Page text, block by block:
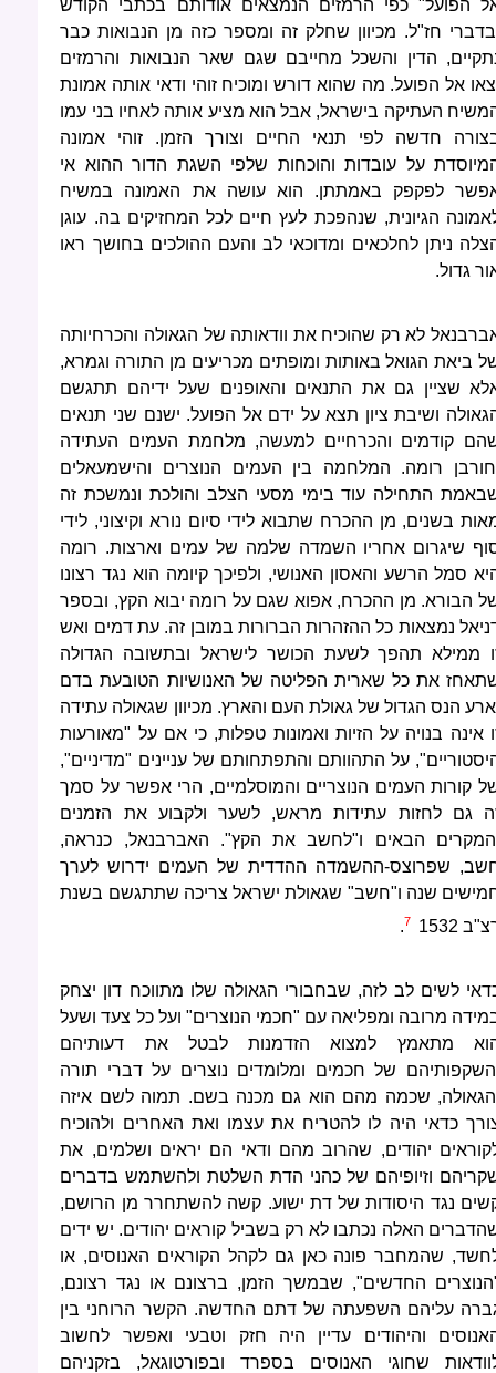
הפועל" כפי הרמזים הנמצאים אודותם בכתבי הקודש
חז"ל. מכיוון שחלק זה ומספר כזה מן הנבואות כבר
הדין והשכל מחייבם שגם שאר הנבואות והרמזים
אל הפועל. מה שהוא דורש ומוכיח זוהי ודאי אותה אמונת
העתיקה בישראל, אבל הוא מציע אותה לאחיו בני עמו
חדשה לפי תנאי החיים וצורך הזמן. זוהי אמונה
על עובדות והוכחות שלפי השגת הדור ההוא אי
לפקפק באמתתן. הוא עושה את האמונה במשיח
הגיונית, שנהפכת לעץ חיים לכל המחזיקים בה. עוגן
ניתן לחלכאים ומדוכאי לב והעם ההולכים בחושך ראו
גדול.
לא רק שהוכיח את וודאותה של הגאולה והכרחיותה
ביאת הגואל באותות ומופתים מכריעים מן התורה וגמרא,
שציין גם את התנאים והאופנים שעל ידיהם תתגשם
ושיבת ציון תצא על ידם אל הפועל. ישנם שני תנאים
קודמים והכרחיים למעשה, מלחמת העמים העתידה
רומה. המלחמה בין העמים הנוצרים והישמעאלים
התחילה עוד בימי מסעי הצלב והולכת ונמשכת זה
בשנים, מן ההכרח שתבוא לידי סיום נורא וקיצוני, לידי
שיגרום אחריו השמדה שלמה של עמים וארצות. רומה
סמל הרשע והאסון האנושי, ולפיכך קיומה הוא נגד רצונו
הבורא. מן ההכרח, אפוא שגם על רומה יבוא הקץ, ובספר
נמצאות כל ההזהרות הברורות במובן זה. עת דמים ואש
ממילא תהפך לשעת הכושר לישראל ובתשובה הגדולה
את כל שארית הפליטה של האנושיות הטובעת בדם
הנס הגדול של גאולת העם והארץ. מכיוון שגאולה עתידה
אינה בנויה על הזיות ואמונות טפלות, כי אם על "מאורעות
על התהוותם והתפתחותם של עניינים "מדיניים",
קורות העמים הנוצריים והמוסלמיים, הרי אפשר על סמך
גם לחזות עתידות מראש, לשער ולקבוע את הזמנים
הבאים ו"לחשב את הקץ". האברבנאל, כנראה,
שפרוצס-ההשמדה ההדדית של העמים ידרוש לערך
שנה ו"חשב" שגאולת ישראל צריכה שתתגשם בשנת
1532
.
לשים לב לזה, שבחבורי הגאולה שלו מתווכח דון יצחק
מרובה ומפליאה עם "חכמי הנוצרים" ועל כל צעד ושעל
מתאמץ למצוא הזדמנות לבטל את דעותיהם
של חכמים ומלומדים נוצרים על דברי תורה
שכמה מהם הוא גם מכנה בשם. תמוה לשם איזה
כדאי היה לו להטריח את עצמו ואת האחרים ולהוכיח
יהודים, שהרוב מהם ודאי הם יראים ושלמים, את
וזיופיהם של כהני הדת השלטת ולהשתמש בדברים
נגד היסודות של דת ישוע. קשה להשתחרר מן הרושם,
האלה נכתבו לא רק בשביל קוראים יהודים. יש ידים
שהמחבר פונה כאן גם לקהל הקוראים האנוסים, או
החדשים", שבמשך הזמן, ברצונם או נגד רצונם,
עליהם השפעתה של דתם החדשה. הקשר הרוחני בין
והיהודים עדיין היה חזק וטבעי ואפשר לחשוב
שחוגי האנוסים בספרד ובפורטוגאל, בזקניהם